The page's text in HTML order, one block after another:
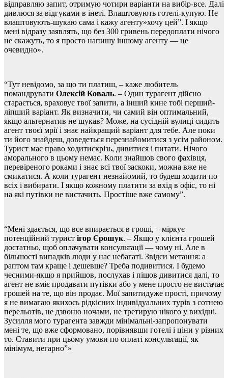
відправляю запит, отримую чотири варіанти на вибір-все. Далі
дивлюся за відгуками в інеті. Влаштовують готелі-купую. Не
влаштовують-шукаю сама і кажу агенту»хочу цей”. І якщо
мені відразу заявлять, що без 300 гривень передоплати нічого
не скажуть, то я просто напишу іншому агенту — це
очевидно».
“Тут невідомо, за що ти платиш, – каже любитель
помандрувати Олексій Коваль. – Один турагент дійсно
старається, враховує твої запити, а інший кине тобі перший-
ліпший варіант. Як визначити, чи самий він оптимальний,
якщо альтернатив не шукав? Може, на сусідній вулиці сидить
агент твоєї мрії і знає найкращий варіант для тебе. Але поки
ти його знайдеш, доведеться перезнайомитися з усім районом.
Турист має право ходитискрізь, дивитися і питати. Нічого
аморального в цьому немає. Коли знайшов свого фахівця,
перевіреного роками і знає всі твої заскоки, можна вже не
смикатися. А коли турагент незнайомий, то будеш ходити по
всіх і вибирати. І якщо кожному платити за вхід в офіс, то ні
на які путівки не вистачить. Простіше вже самому”.
“Мені здається, що все впирається в гроші, – міркує
потенційний турист ігор Єрошук. – Якщо у клієнта грошей
достатньо, щоб оплачувати консультації — чому ні. Але в
більшості випадків люди у нас небагаті. Звідси метання: а
раптом там краще і дешевше? Треба подивитися. І будемо
чесними-якщо я прийшов, послухав і пішов дивитися далі, то
агент не вміє продавати путівки або у мене просто не вистачає
грошей на те, що він продає. Мої запитидуже прості, причому
я не вимагаю якихось рідкісних індивідуальних турів з сотнею
перельотів, не дзвоню ночами, не третирую нікого у вихідні.
Зусилля мого турагента завжди мінімальні-запропонувати
мені те, що вже сформовано, порівнявши готелі і ціни у різних
то. Ставити при цьому умови по оплаті консультації, як
мінімум, негарно”»